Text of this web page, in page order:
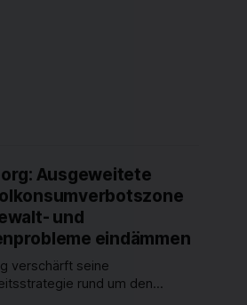
Ausgeweitete
und
eindämmen
verschärft seine
rund um den